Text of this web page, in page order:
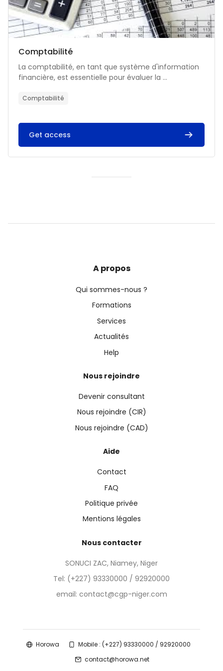
Catégorie de cours
Nom du cours
Comptabilité
Résumé du cours :
La comptabilité, en tant que système d'information
financière, est essentielle pour évaluer la ...
Comptabilité
Get access
A propos
Qui sommes-nous ?
Formations
Services
Actualités
Help
Nous rejoindre
Devenir consultant
Nous rejoindre (CIR)
Nous rejoindre (CAD)
Aide
Contact
FAQ
Politique privée
Mentions légales
Nous contacter
SONUCI ZAC, Niamey, Niger
Tel: (+227) 93330000 / 92920000
email: contact@cgp-niger.com
Horowa
Mobile : (+227) 93330000 / 92920000
contact@horowa.net